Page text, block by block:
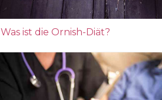
Was ist die Ornish-Diät?